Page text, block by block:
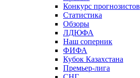
Конкурс прогнозистов
Статистика
Обзоры
ЛДЮФА
Наш соперник
ФИФА
Кубок Казахстана
Премьер-лига